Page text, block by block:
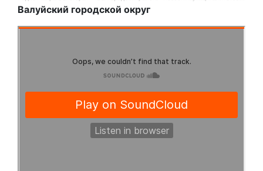
Валуйский городской округ